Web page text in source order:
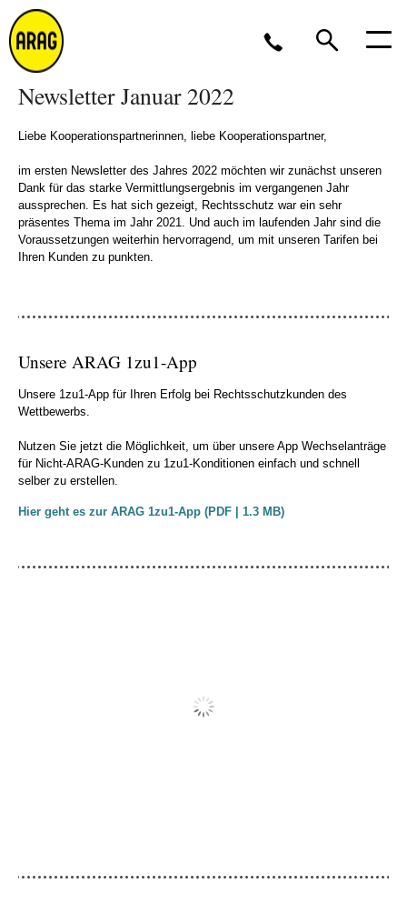
Montag bis Freitag 8 bis 17 Uhr, oder per
Mail
0211 963-2561
Newsletter Januar 2022
Liebe Kooperationspartnerinnen, liebe Kooperationspartner,
im ersten Newsletter des Jahres 2022 möchten wir zunächst unseren
Dank für das starke Vermittlungsergebnis im vergangenen Jahr
aussprechen. Es hat sich gezeigt, Rechtsschutz war ein sehr
präsentes Thema im Jahr 2021. Und auch im laufenden Jahr sind die
Voraussetzungen weiterhin hervorragend, um mit unseren Tarifen bei
Ihren Kunden zu punkten.
Unsere ARAG 1zu1-App
Unsere 1zu1-App für Ihren Erfolg bei Rechtsschutzkunden des
Wettbewerbs.
Nutzen Sie jetzt die Möglichkeit, um über unsere App Wechselanträge
für Nicht-ARAG-Kunden zu 1zu1-Konditionen einfach und schnell
selber zu erstellen.
Hier geht es zur ARAG 1zu1-App (PDF | 1.3 MB)